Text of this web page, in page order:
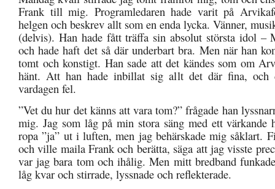
Frank till mig. Programledaren hade varit på
helgen och beskrev allt som en enda lycka. Vänner,
(delvis). Han hade fått träffa sin absolut största idol –
och hade haft det så där underbart bra. Men när han
tomt och konstigt. Han sade att det kändes som om
hänt. Att han hade inbillat sig allt det där fina, och
vardagen fel.
”Vet du hur det känns att vara tom?” frågade han
mig. Jag som låg på min stora säng med ett värkande
ropa ”ja” ut i luften, men jag behärskade mig såklart.
och ville maila Frank och berätta, säga att jag visste
var jag bara tom och ihålig. Men mitt bredband
låg kvar och stirrade, lyssnade och reflekterade.